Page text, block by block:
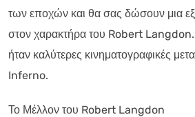
των εποχών και θα σας δώσουν μια
στον χαρακτήρα του Robert
ήταν καλύτερες κινηματογραφικές
Inferno.
Το Μέλλον του Robert Langdon